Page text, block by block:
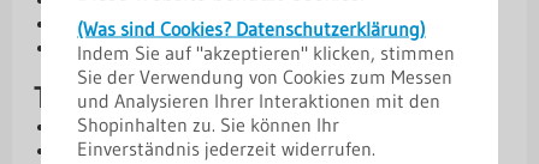
(Was sind Cookies? Datenschutzerklärung)
Indem Sie auf "akzeptieren" klicken, stimmen
Sie der Verwendung von Cookies zum Messen
und Analysieren Ihrer Interaktionen mit den
Shopinhalten zu. Sie können Ihr
Einverständnis jederzeit widerrufen.
Robuste Ausführung aus Stahl oder Aluminium
Verschiedene Materialstärken und Beschichtungen
verfügbar
Technische Daten
Kern: Stahl oder Aluminium
Materialstärken: 0,50 mm | 0,70 mm | 0,75 mm